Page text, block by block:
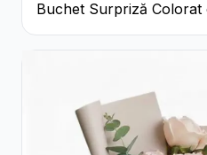
Buchet Surpriză Colorat
Sezon